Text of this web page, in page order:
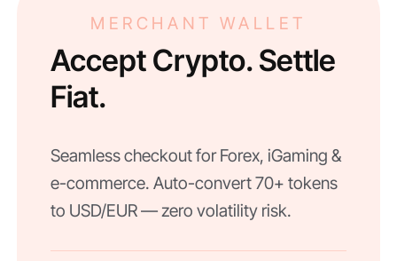
MERCHANT WALLET
Accept Crypto. Settle
Fiat.
Seamless checkout for Forex, iGaming &
e-commerce. Auto-convert 70+ tokens
to USD/EUR — zero volatility risk.